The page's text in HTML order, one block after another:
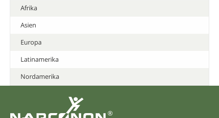
Afrika
Asien
Europa
Latinamerika
Nordamerika
®